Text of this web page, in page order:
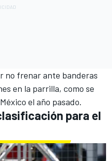
no frenar ante banderas
en la parrilla, como se
el año pasado.
para el